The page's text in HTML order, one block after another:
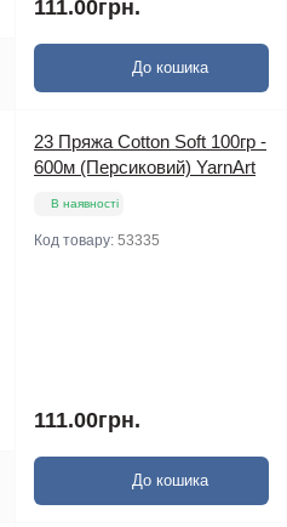
111.00грн.
До кошика
23 Пряжа Cotton Soft 100гр -
600м (Персиковий) YarnArt
В наявності
Код товару: 53335
111.00грн.
До кошика